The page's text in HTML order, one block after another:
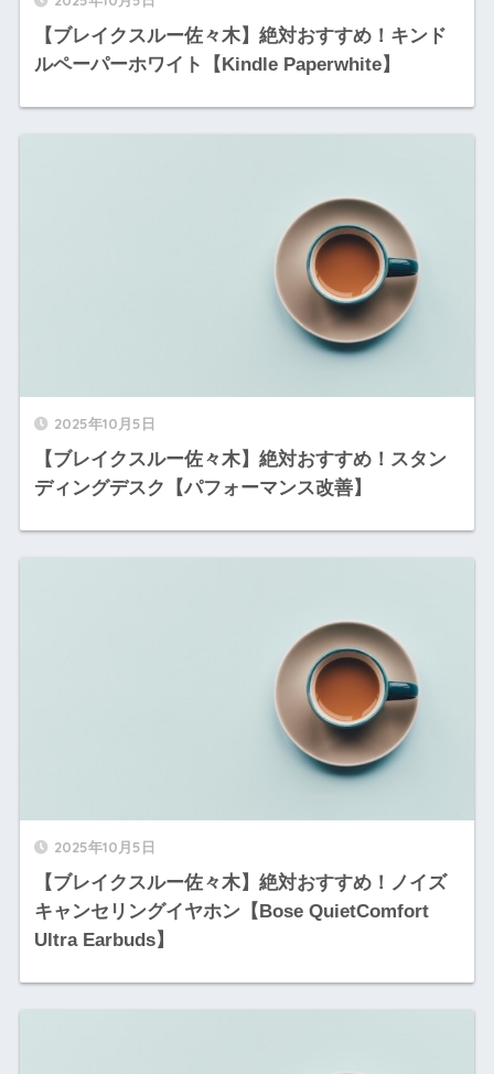
【ブレイクスルー佐々木】絶対おすすめ！キンド
ルペーパーホワイト【Kindle Paperwhite】
2025年10月5日
【ブレイクスルー佐々木】絶対おすすめ！スタン
ディングデスク【パフォーマンス改善】
2025年10月5日
【ブレイクスルー佐々木】絶対おすすめ！ノイズ
キャンセリングイヤホン【Bose QuietComfort
Ultra Earbuds】